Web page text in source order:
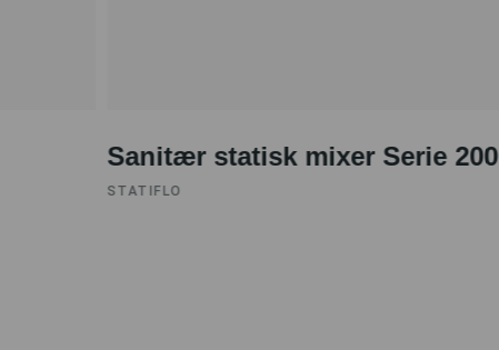
Sanitær statisk mixer Serie 200
STATIFLO